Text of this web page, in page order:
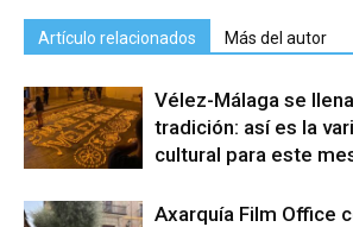
Artículo relacionados Más del autor
Vélez-Málaga se
tradición: así es la
cultural para este
Axarquía Film Office